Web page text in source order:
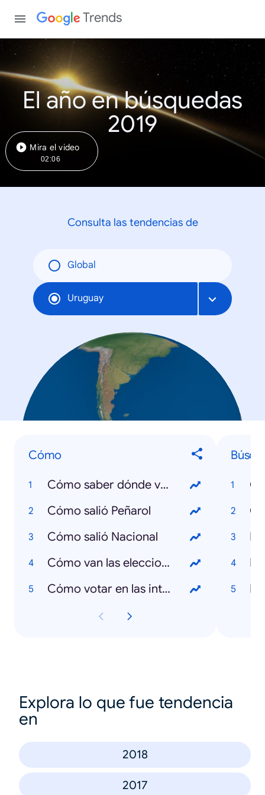
Trends
El año en búsquedas
2019
Mira el video
02:06
Consulta las tendencias de
Global
Uruguay
Cómo
Cómo saber dónde voto
Cómo salió Peñarol
Cómo salió Nacional
Cómo van las elecciones en Uruguay
Cómo votar en las internas
Explora lo que fue tendencia
en
2018
2017